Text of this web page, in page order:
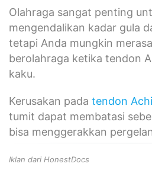
Olahraga sangat penting
mengendalikan kadar gula
tetapi Anda mungkin
berolahraga ketika tendon
kaku.
Kerusakan pada tendon
tumit dapat membatasi
bisa menggerakkan
Iklan dari HonestDocs